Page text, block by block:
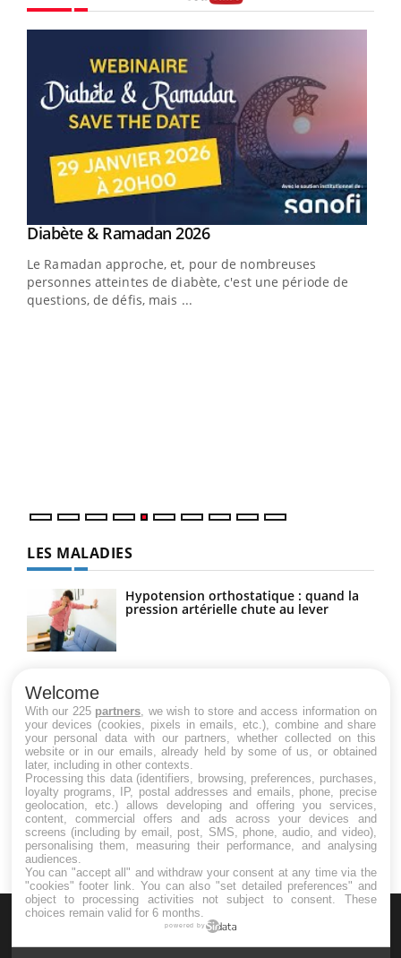
Youtube
Diabète & Ramadan 2026Youtube
Le Ramadan approche, et, pour de nombreuses
personnes atteintes de diabète, c'est une période de
questions, de défis, mais ...
LES MALADIES
Hypotension orthostatique : quand la
pression artérielle chute au lever
Maladie de Charcot (Sclérose latérale
amyotrophique)
Welcome
With our 225 partners , we wish to store and access information on
your devices (cookies, pixels in emails, etc.), combine and share
your personal data with our partners, whether collected on this
website or in our emails, already held by some of us, or obtained
later, including in other contexts.
Processing this data (identifiers, browsing, preferences, purchases,
loyalty programs, IP, postal addresses and emails, phone, precise
geolocation, etc.) allows developing and offering you services,
content, commercial offers and ads across your devices and
screens (including by email, post, SMS, phone, audio, and video),
personalising them, measuring their performance, and analysing
audiences.
You can "accept all" and withdraw your consent at any time via the
"cookies" footer link . You can also "set detailed preferences" and
object to processing activities not subject to consent. These
choices remain valid for 6 months.
powered by